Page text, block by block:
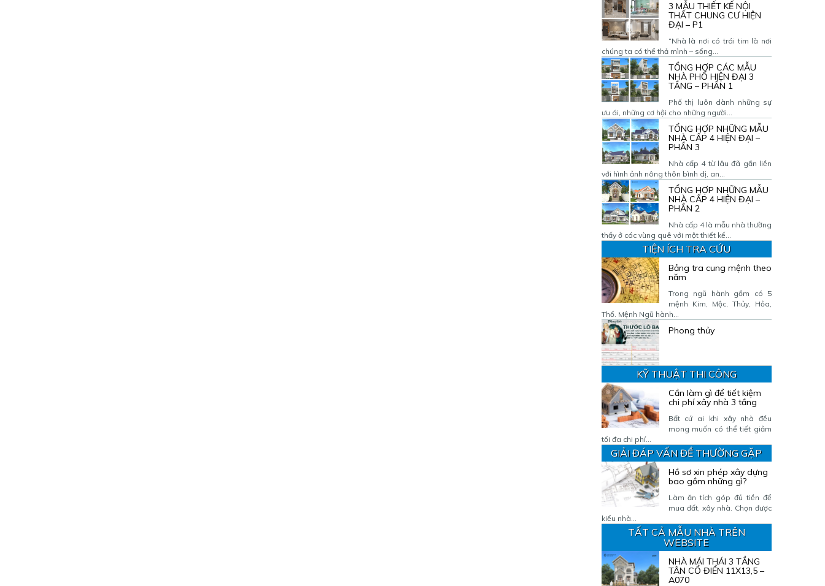
3 MẪU THIẾT KẾ NỘI
THẤT CHUNG CƯ HIỆN
ĐẠI – P1
“Nhà là nơi có trái tim là nơi
chúng ta có thể thả mình – sống...
TỔNG HỢP CÁC MẪU
NHÀ PHỐ HIỆN ĐẠI 3
TẦNG – PHẦN 1
Phố thị luôn dành những sự
ưu ái, những cơ hội cho những người...
TỔNG HỢP NHỮNG MẪU
NHÀ CẤP 4 HIỆN ĐẠI –
PHẦN 3
Nhà cấp 4 từ lâu đã gắn liền
với hình ảnh nông thôn bình dị, an...
TỔNG HỢP NHỮNG MẪU
NHÀ CẤP 4 HIỆN ĐẠI –
PHẦN 2
Nhà cấp 4 là mẫu nhà thường
thấy ở các vùng quê với một thiết kế...
TIỆN ÍCH TRA CỨU
Bảng tra cung mệnh theo
năm
Trong ngũ hành gồm có 5
mệnh Kim, Mộc, Thủy, Hỏa,
Thổ. Mệnh Ngũ hành...
Phong thủy
KỸ THUẬT THI CÔNG
Cần làm gì để tiết kiệm
chi phí xây nhà 3 tầng
Bất cứ ai khi xây nhà đều
mong muốn có thể tiết giảm
tối đa chi phí...
GIẢI ĐÁP VẤN ĐỀ THƯỜNG GẶP
Hồ sơ xin phép xây dựng
bao gồm những gì?
Làm ăn tích góp đủ tiền để
mua đất, xây nhà. Chọn được
kiểu nhà...
TẤT CẢ MẪU NHÀ TRÊN
WEBSITE
NHÀ MÁI THÁI 3 TẦNG
TÂN CỔ ĐIỂN 11X13,5 –
A070